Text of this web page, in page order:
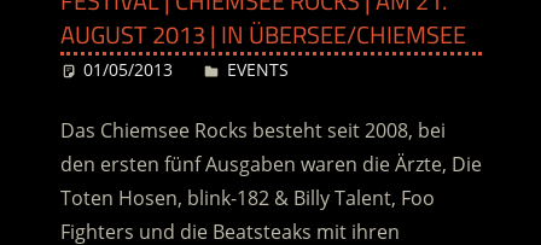
AUGUST 2013 | IN ÜBERSEE/CHIEMSEE
01/05/2013 Desiree
EVENTS
Das Chiemsee Rocks besteht seit 2008, bei
den ersten fünf Ausgaben waren die Ärzte, Die
Toten Hosen, blink-182 & Billy Talent, Foo
Fighters und die Beatsteaks mit ihren